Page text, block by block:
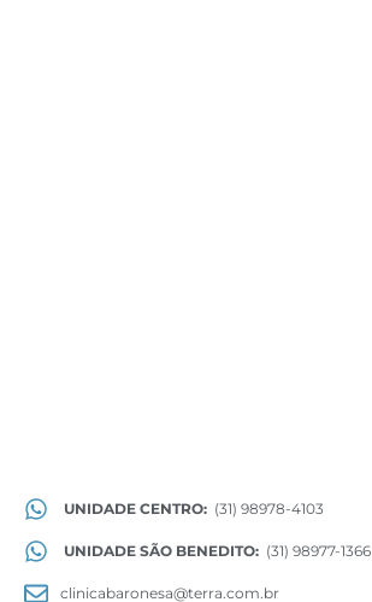
UNIDADE CENTRO: (31) 98978-4103
UNIDADE SÃO BENEDITO: (31) 98977-1366
clinicabaronesa@terra.com.br